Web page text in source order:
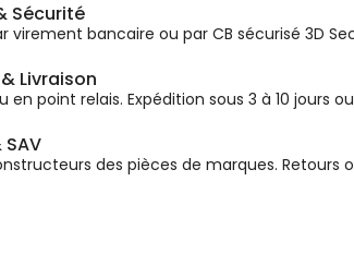
Sécurité
virement bancaire ou par CB sécurisé 3D
Livraison
en point relais. Expédition sous 3 à 10 jours
des pièces de marques. Retours